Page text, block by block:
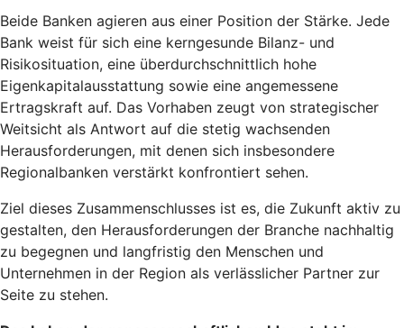
Beide Banken agieren aus einer Position der Stärke. Jede
Bank weist für sich eine kerngesunde Bilanz- und
Risikosituation, eine überdurchschnittlich hohe
Eigenkapitalausstattung sowie eine angemessene
Ertragskraft auf. Das Vorhaben zeugt von strategischer
Weitsicht als Antwort auf die stetig wachsenden
Herausforderungen, mit denen sich insbesondere
Regionalbanken verstärkt konfrontiert sehen.
Ziel dieses Zusammenschlusses ist es, die Zukunft aktiv zu
gestalten, den Herausforderungen der Branche nachhaltig
zu begegnen und langfristig den Menschen und
Unternehmen in der Region als verlässlicher Partner zur
Seite zu stehen.